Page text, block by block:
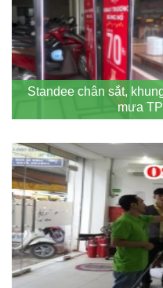
Standee chân sắt,
mưa